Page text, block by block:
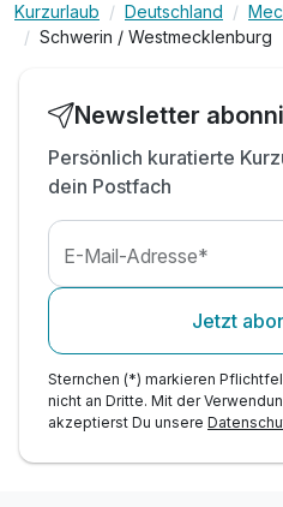
inkl. direktem Zugang
inkl. Streichelzoo mit
inkl. kostenfreier Nutzung
Kurzurlaub Deutschland
Schwerin / Westmecklenburg
Newsletter
Persönlich kuratierte
dein Postfach
E-Mail-Adresse*
Jetzt
Sternchen (*) markieren
nicht an Dritte. Mit der
akzeptierst Du unsere